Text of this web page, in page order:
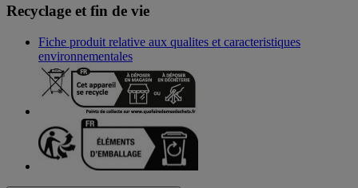
Recyclage et fin de vie
Fiche produit relative aux qualites et caracteristiques
environnementales